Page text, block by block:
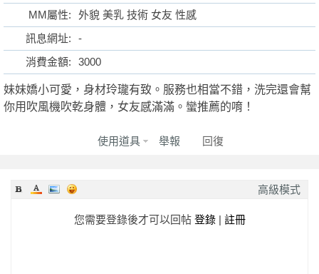
格
MM屬性:
外貌 美乳 技術 女友 性感
訊息網址:
-
消費金額:
3000
妹妹嬌小可愛，身材玲瓏有致。服務也相當不錯，洗完還會幫
你用吹風機吹乾身體，女友感滿滿。蠻推薦的唷！
回復
使用道具 舉報
高級模式
您需要登錄後才可以回帖 登錄| 註冊